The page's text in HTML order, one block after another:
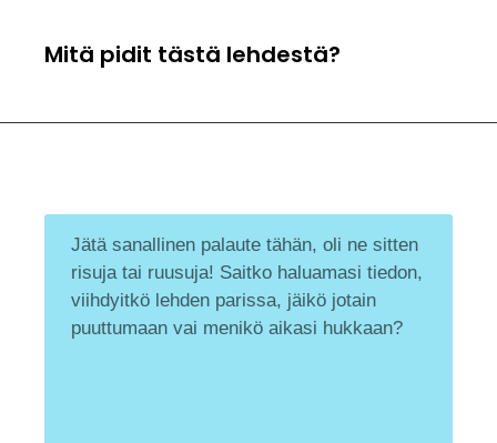
Mitä pidit tästä lehdestä?